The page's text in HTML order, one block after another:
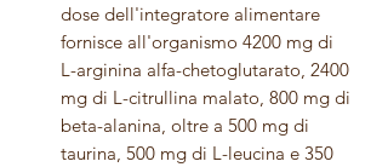
dose dell'integratore alimentare
fornisce all'organismo 4200 mg di
L-arginina alfa-chetoglutarato, 2400
mg di L-citrullina malato, 800 mg di
beta-alanina, oltre a 500 mg di
taurina, 500 mg di L-leucina e 350